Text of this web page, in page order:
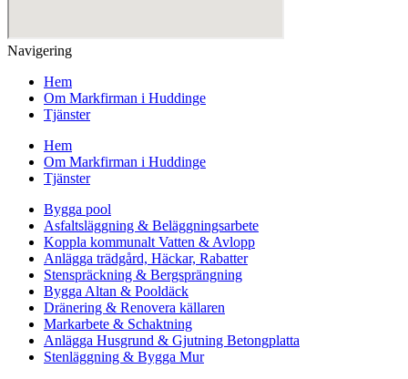
Navigering
Hem
Om Markfirman i Huddinge
Tjänster
Hem
Om Markfirman i Huddinge
Tjänster
Bygga pool
Asfaltsläggning & Beläggningsarbete
Koppla kommunalt Vatten & Avlopp
Anlägga trädgård, Häckar, Rabatter
Stenspräckning & Bergsprängning
Bygga Altan & Pooldäck
Dränering & Renovera källaren
Markarbete & Schaktning
Anlägga Husgrund & Gjutning Betongplatta
Stenläggning & Bygga Mur